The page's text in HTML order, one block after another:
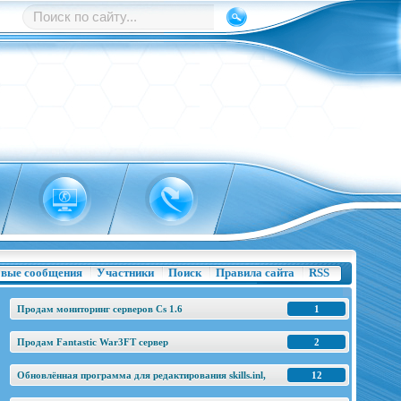
сообщения Участники Поиск Правила сайта RSS
1
Продам мониторинг серверов Cs 1.6
2
Продам Fantastic War3FT сервер
12
Обновлённая программа для редактирования skills.inl,